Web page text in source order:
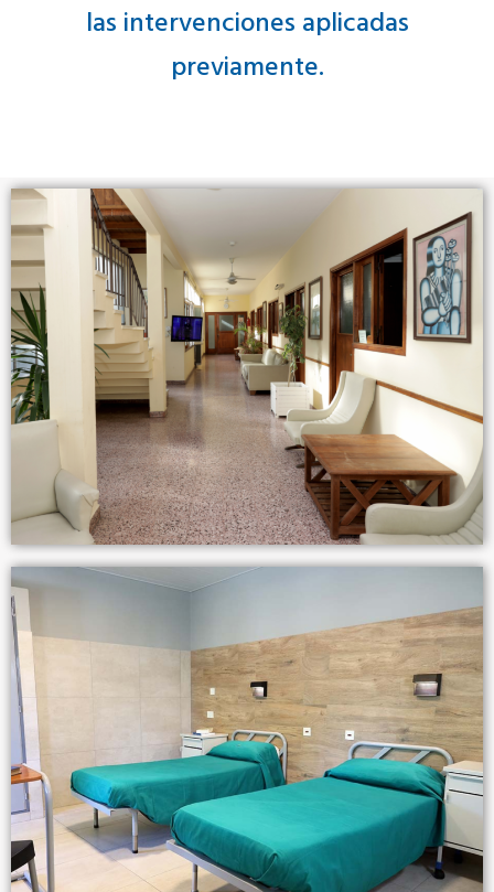
las intervenciones aplicadas
previamente.